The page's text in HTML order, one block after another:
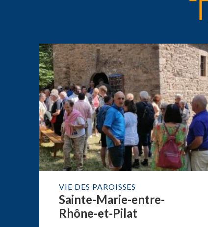
VIE DES PAROISSES
Sainte-Marie-entre-
Rhône-et-Pilat